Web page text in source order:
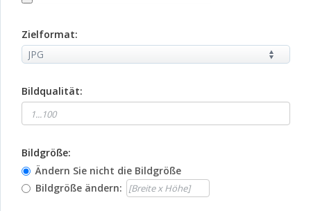
Zielformat:
Bildqualität:
Bildgröße:
Ändern Sie nicht die Bildgröße
Bildgröße ändern: